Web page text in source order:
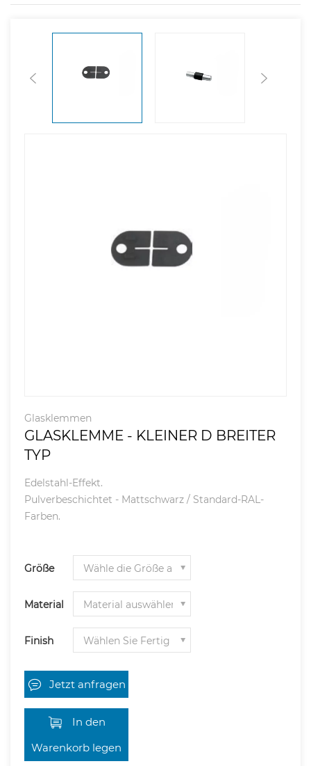
Glasklemmen
GLASKLEMME - KLEINER D BREITER
TYP
Edelstahl-Effekt.
Pulverbeschichtet - Mattschwarz / Standard-RAL-
Farben.
Größe
Material
Finish
Jetzt anfragen
In den
Warenkorb legen